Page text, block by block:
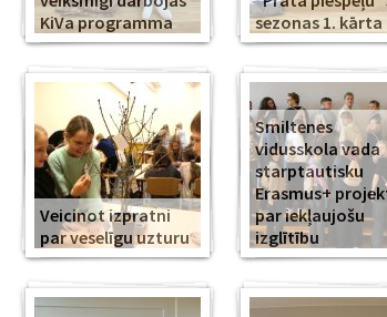
KiVa programma
sezonas 1. kārta
Veicinot izpratni
par veselīgu uzturu
Smiltenes
vidusskola vada
starptautisku
Erasmus+
par iekļaujošu
izglītību